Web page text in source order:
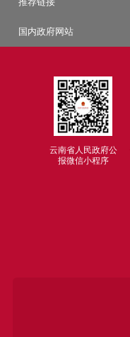
国内政府网站
云南省人民政府公
报微信小程序